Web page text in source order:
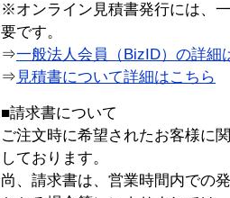
※オンライン見積書発行には、
要です。
⇒一般法人会員（BizID）の詳細
⇒ 見積書について詳細はこちら
■請求書について
ご注文時に希望されたお客様に
しております。
尚、請求書は、営業時間内での